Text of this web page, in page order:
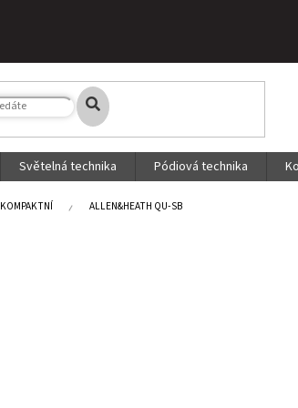
Světelná technika Pódiová technika
KOMPAKTNÍ ALLEN&HEATH QU-SB